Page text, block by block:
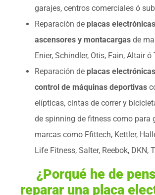
garajes, centros comerciales ó
Reparación de placas
ascensores y montacargas de
Enier, Schindler, Otis, Fain, Altair ó
Reparación de placas
control de máquinas deportivas
elípticas, cintas de correr y
de spinning de fitness como para
marcas como Ffittech, Kettler,
Life Fitness, Salter, Reebok, DKN,
¿Porqué he de
reparar una placa